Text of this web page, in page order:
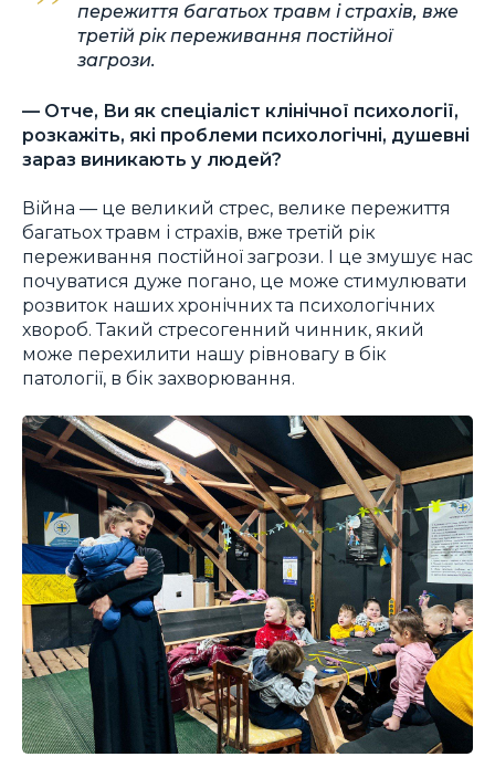
пережиття багатьох травм і страхів, вже
третій рік переживання постійної
загрози.
— Отче, Ви як спеціаліст клінічної психології,
розкажіть, які проблеми психологічні, душевні
зараз виникають у людей?
Війна — це великий стрес, велике пережиття
багатьох травм і страхів, вже третій рік
переживання постійної загрози. І це змушує нас
почуватися дуже погано, це може стимулювати
розвиток наших хронічних та психологічних
хвороб. Такий стресогенний чинник, який
може перехилити нашу рівновагу в бік
патології, в бік захворювання.